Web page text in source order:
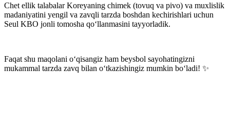
Chet ellik talabalar Koreyaning chimek (tovuq va pivo) va muxlislik
madaniyatini yengil va zavqli tarzda boshdan kechirishlari uchun
Seul KBO jonli tomosha qo‘llanmasini tayyorladik.
Faqat shu maqolani o‘qisangiz ham beysbol sayohatingizni
mukammal tarzda zavq bilan o‘tkazishingiz mumkin bo‘ladi! ✨